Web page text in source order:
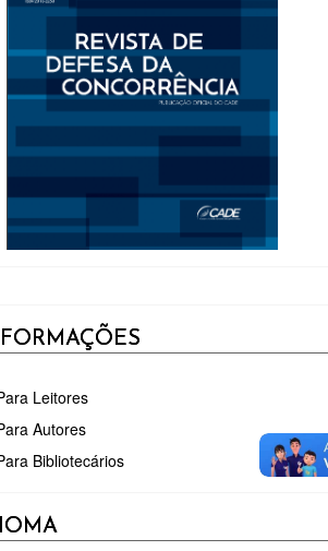
Leitores
Autores
Bibliotecários